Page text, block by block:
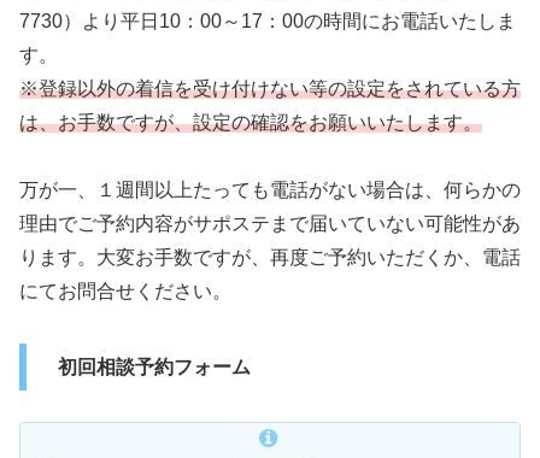
7730）より平日10：00～17：00の時間にお電話いたしま
す。
※登録以外の着信を受け付けない等の設定をされている方
は、お手数ですが、設定の確認をお願いいたします。
万が一、１週間以上たっても電話がない場合は、何らかの
理由でご予約内容がサポステまで届いていない可能性があ
ります。大変お手数ですが、再度ご予約いただくか、電話
にてお問合せください。
初回相談予約フォーム